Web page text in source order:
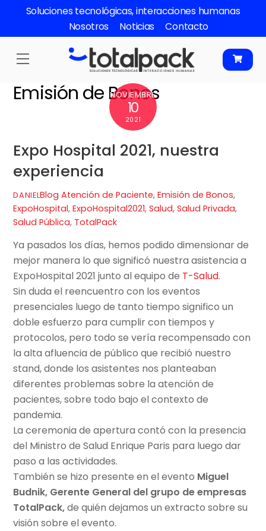
content
Soluciones tecnológicas, interacciones humanas
Nosotros
Noticias Contacto
Menu
Emisión de Bonos
NOVIEMBRE
10
2021
Expo Hospital 2021, nuestra
experiencia
DANIELBlog Atención de Paciente,Emisión de Bonos,
ExpoHospital,ExpoHospital2021,Salud,Salud Privada,
Salud Pública, TotalPack
Ya pasados los días, hemos podido dimensionar de
mejor manera lo que significó nuestra asistencia a
ExpoHospital 2021 junto al equipo de T-Salud.
Sin duda el reencuentro con los eventos
presenciales luego de tanto tiempo significo un
doble esfuerzo para cumplir con tiempos y
protocolos, pero todo se vería recompensado con
la alta afluencia de público que recibió nuestro
stand, donde los asistentes nos planteaban
diferentes problemas sobre la atención de
pacientes, sobre todo bajo el contexto de
pandemia.
La ceremonia de apertura contó con la presencia
del Ministro de Salud Enrique Paris para luego dar
paso a las actividades.
También se hizo presente en el evento Miguel
Budnik, Gerente General del grupo de empresas
TotalPack,de quién dejamos un extracto sobre su
visión sobre el evento.